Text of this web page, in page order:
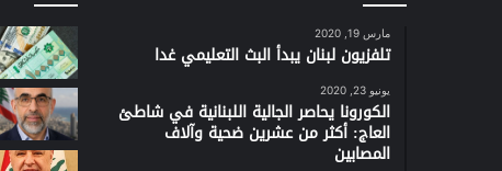
مارس 19, 2020
تلفزيون لبنان يبدأ البث التعليمي غدا
يونيو 23, 2020
الكورونا يحاصر الجالية اللبنانية في شاطئ
العاج: أكثر من عشرين ضحية وآلاف
المصابين